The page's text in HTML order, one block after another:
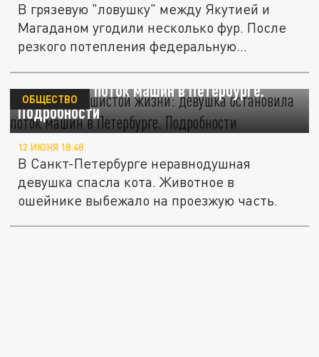
В грязевую "ловушку" между Якутией и
Магаданом угодили несколько фур. После
резкого потепления федеральную...
Спасение пушистой жизни: девушка
остановила поток машин в Петербурге.
Подробности
ОБЩЕСТВО
12 ИЮНЯ 18:48
В Санкт-Петербурге неравнодушная
девушка спасла кота. Животное в
ошейнике выбежало на проезжую часть.